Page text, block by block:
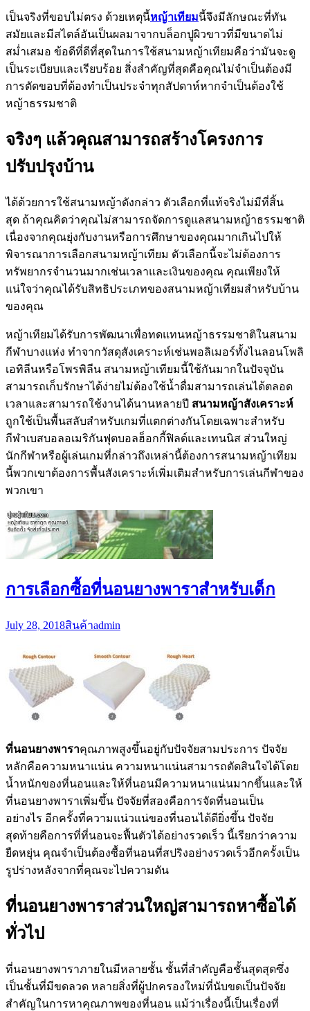
เป็นจริงที่ขอบไม่ตรง ด้วยเหตุนี้หญ้าเทียมนี้จึงมีลักษณะที่ทัน
สมัยและมีสไตล์อันเป็นผลมาจากบล็อกปูผิวขาวที่มีขนาดไม่
สม่ำเสมอ ข้อดีที่ดีที่สุดในการใช้สนามหญ้าเทียมคือว่ามันจะดู
เป็นระเบียบและเรียบร้อย สิ่งสำคัญที่สุดคือคุณไม่จำเป็นต้องมี
การตัดขอบที่ต้องทำเป็นประจำทุกสัปดาห์หากจำเป็นต้องใช้
หญ้าธรรมชาติ
จริงๆ แล้วคุณสามารถสร้างโครงการ
ปรับปรุงบ้าน
ได้ด้วยการใช้สนามหญ้าดังกล่าว ตัวเลือกที่แท้จริงไม่มีที่สิ้น
สุด ถ้าคุณคิดว่าคุณไม่สามารถจัดการดูแลสนามหญ้าธรรมชาติ
เนื่องจากคุณยุ่งกับงานหรือการศึกษาของคุณมากเกินไปให้
พิจารณาการเลือกสนามหญ้าเทียม ตัวเลือกนี้จะไม่ต้องการ
ทรัพยากรจำนวนมากเช่นเวลาและเงินของคุณ คุณเพียงให้
แน่ใจว่าคุณได้รับสิทธิประเภทของสนามหญ้าเทียมสำหรับบ้าน
ของคุณ
หญ้าเทียมได้รับการพัฒนาเพื่อทดแทนหญ้าธรรมชาติในสนาม
กีฬาบางแห่ง ทำจากวัสดุสังเคราะห์เช่นพอลิเมอร์ทั้งไนลอนโพลิ
เอทิลีนหรือโพรพิลีน สนามหญ้าเทียมนี้ใช้กันมากในปัจจุบัน
สามารถเก็บรักษาได้ง่ายไม่ต้องใช้น้ำดื่มสามารถเล่นได้ตลอด
เวลาและสามารถใช้งานได้นานหลายปี สนามหญ้าสังเคราะห์
ถูกใช้เป็นพื้นสลับสำหรับเกมที่แตกต่างกันโดยเฉพาะสำหรับ
กีฬาเบสบอลอเมริกันฟุตบอลฮ็อกกี้ฟิลด์และเทนนิส ส่วนใหญ่
นักกีฬาหรือผู้เล่นเกมที่กล่าวถึงเหล่านี้ต้องการสนามหญ้าเทียม
นี้พวกเขาต้องการพื้นสังเคราะห์เพิ่มเติมสำหรับการเล่นกีฬาของ
พวกเขา
การเลือกซื้อที่นอนยางพาราสำหรับเด็ก
July 28, 2018สินค้าadmin
ที่นอนยางพาราคุณภาพสูงขึ้นอยู่กับปัจจัยสามประการ ปัจจัย
หลักคือความหนาแน่น ความหนาแน่นสามารถตัดสินใจได้โดย
น้ำหนักของที่นอนและให้ที่นอนมีความหนาแน่นมากขึ้นและให้
ที่นอนยางพาราเพิ่มขึ้น ปัจจัยที่สองคือการจัดที่นอนเป็น
อย่างไร อีกครั้งที่ความแน่วแน่ของที่นอนได้ดียิ่งขึ้น ปัจจัย
สุดท้ายคือการที่ที่นอนจะฟื้นตัวได้อย่างรวดเร็ว นี้เรียกว่าความ
ยืดหยุ่น คุณจำเป็นต้องซื้อที่นอนที่สปริงอย่างรวดเร็วอีกครั้งเป็น
รูปร่างหลังจากที่คุณจะไปความดัน
ที่นอนยางพาราส่วนใหญ่สามารถหาซื้อได้
ทั่วไป
ที่นอนยางพาราภายในมีหลายชั้น ชั้นที่สำคัญคือชั้นสุดสุดซึ่ง
เป็นชั้นที่มีขดลวด หลายสิ่งที่ผู้ปกครองใหม่ที่นับขดเป็นปัจจัย
สำคัญในการหาคุณภาพของที่นอน แม้ว่าเรื่องนี้เป็นเรื่องที่